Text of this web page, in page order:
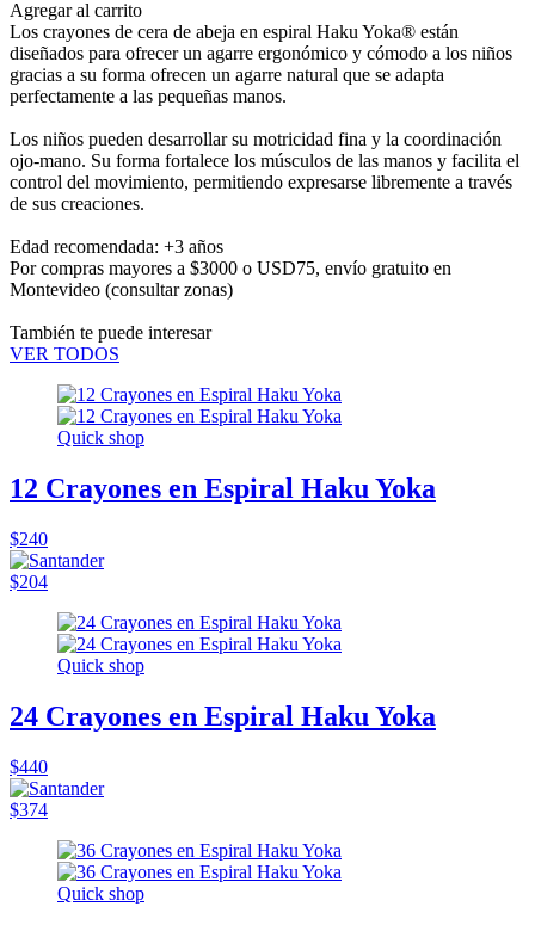
Agregar al carrito
Los crayones de cera de abeja en espiral Haku Yoka® están
diseñados para ofrecer un agarre ergonómico y cómodo a los niños
gracias a su forma ofrecen un agarre natural que se adapta
perfectamente a las pequeñas manos.
Los niños pueden desarrollar su motricidad fina y la coordinación
ojo-mano. Su forma fortalece los músculos de las manos y facilita el
control del movimiento, permitiendo expresarse libremente a través
de sus creaciones.
Edad recomendada: +3 años
Por compras mayores a $3000 o USD75, envío gratuito en
Montevideo (consultar zonas)
También te puede interesar
VER TODOS
Quick shop
12 Crayones en Espiral Haku Yoka
$240
$204
Quick shop
24 Crayones en Espiral Haku Yoka
$440
$374
Quick shop